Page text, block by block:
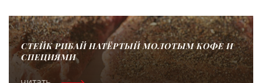
СТЕЙК РИБАЙ НАТЁРТЫЙ МОЛОТЫМ КОФЕ И
СПЕЦИЯМИ